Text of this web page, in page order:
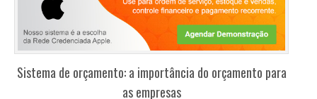
Sistema de orçamento: a importância do orçamento para
as empresas